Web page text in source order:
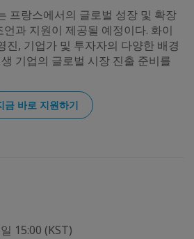
프랑스에서의 글로벌 성장 및 확장
과 지원이 제공될 예정이다. 화이
진, 기업가 및 투자자의 다양한 배경
기업의 글로벌 시장 진출 준비를
금 바로 지원하기
15:00 (KST)